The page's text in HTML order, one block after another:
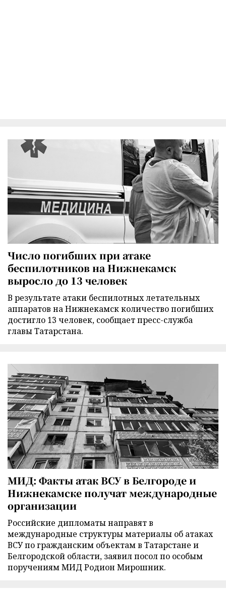
Число погибших при атаке
беспилотников на Нижнекамск
выросло до 13 человек
В результате атаки беспилотных летательных
аппаратов на Нижнекамск количество погибших
достигло 13 человек, сообщает пресс-служба
главы Татарстана.
МИД: Факты атак ВСУ в Белгороде и
Нижнекамске получат международные
организации
Российские дипломаты направят в
международные структуры материалы об атаках
ВСУ по гражданским объектам в Татарстане и
Белгородской области, заявил посол по особым
поручениям МИД Родион Мирошник.